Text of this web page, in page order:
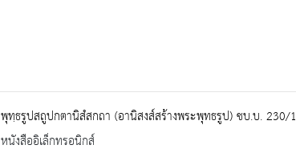
พุทฺธรูปสถูปกตานิสํสกถา (อานิสงส์สร้างพระพุทธรูป) ชบ.บ. 230/1
หนังสืออิเล็กทรอนิกส์